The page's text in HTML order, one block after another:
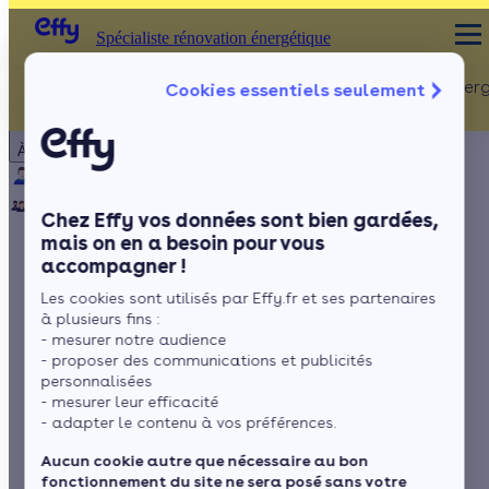
Cookies essentiels seulement
Chez Effy vos données sont bien gardées,
mais on en a besoin pour vous
accompagner !
Les cookies sont utilisés par Effy.fr et ses partenaires
à plusieurs fins :
- mesurer notre audience
- proposer des communications et publicités
personnalisées
- mesurer leur efficacité
- adapter le contenu à vos préférences.
Aucun cookie autre que nécessaire au bon
fonctionnement du site ne sera posé sans votre
À propos
Notre équipe
Rejoignez-nous Presse
Spécialiste rénovation énergétique Rénovation
Murs
Sols
Spécialiste rénovation énergétique
Tout savoir sur l'aide
locale Planete
Manche Renovation
Camille Defougères 4 min de lecture